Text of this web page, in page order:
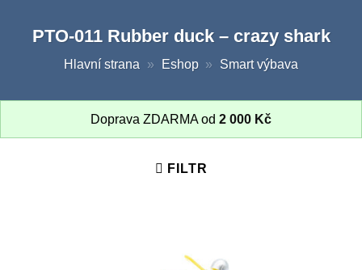
PTO-011 Rubber duck – crazy shark
Hlavní strana » Eshop » Smart výbava
Doprava ZDARMA od 2 000 Kč
FILTR